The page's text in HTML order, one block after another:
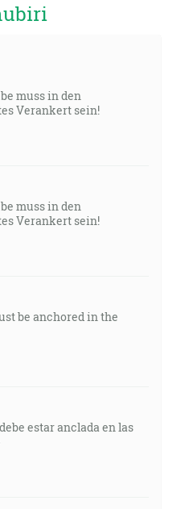
muss in den
Verankert sein!
muss in den
Verankert sein!
be anchored in the
estar anclada en las